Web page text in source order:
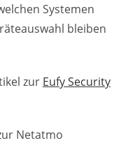
Systemen
bleiben
zur Eufy Security
Netatmo